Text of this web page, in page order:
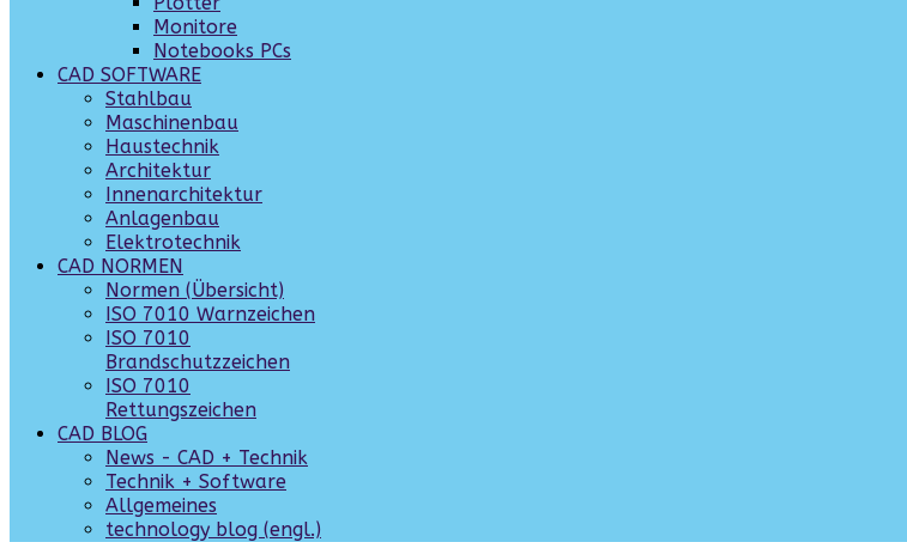
Monitore
Notebooks PCs
CAD SOFTWARE
Stahlbau
Maschinenbau
Haustechnik
Architektur
Innenarchitektur
Anlagenbau
Elektrotechnik
CAD NORMEN
Normen (Übersicht)
ISO 7010 Warnzeichen
ISO 7010
Brandschutzzeichen
ISO 7010
Rettungszeichen
CAD BLOG
News - CAD + Technik
Technik + Software
Allgemeines
technology blog (engl.)